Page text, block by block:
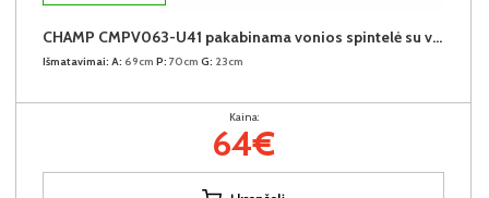
CHAMP CMPV063-U41 pakabinama vonios spintelė su veidrodžiu
Išmatavimai: A: 69cm P: 70cm G: 23cm
Kaina:
64€